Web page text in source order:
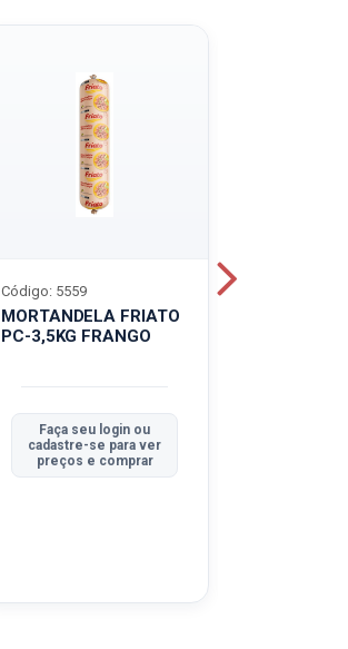
MORTANDELA FRIATO
PC-3,5KG FRANGO
Código: 5559
Faça seu login ou
cadastre-se para ver
preços e comprar